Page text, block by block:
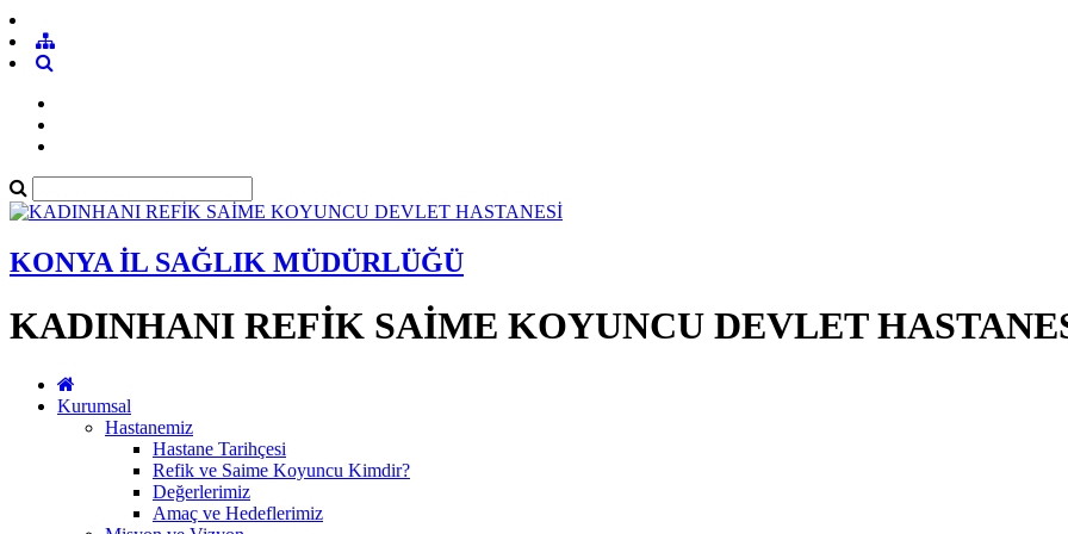
KONYA İL SAĞLIK MÜDÜRLÜĞÜ
KADINHANI REFİK SAİME KOYUNCU DEVLET
Kurumsal
Hastanemiz
Hastane Tarihçesi
Refik ve Saime Koyuncu Kimdir?
Değerlerimiz
Amaç ve Hedeflerimiz